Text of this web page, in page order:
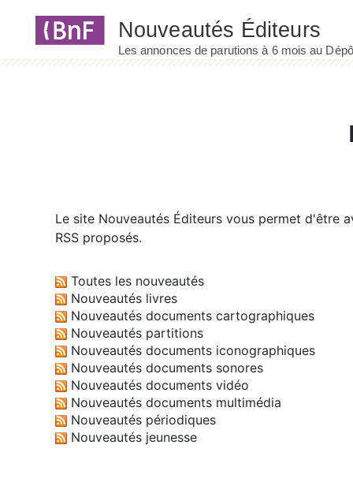
Le site Nouveautés Éditeurs vous permet d'être
RSS proposés.
Toutes les nouveautés
Nouveautés livres
Nouveautés documents cartographiques
Nouveautés partitions
Nouveautés documents iconographiques
Nouveautés documents sonores
Nouveautés documents vidéo
Nouveautés documents multimédia
Nouveautés périodiques
Nouveautés jeunesse